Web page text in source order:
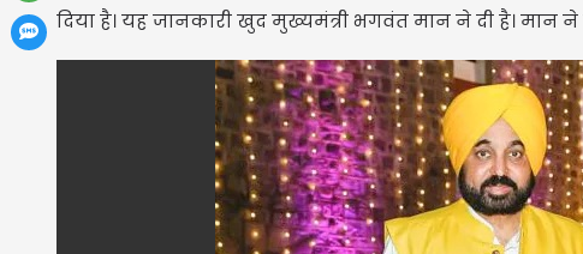
दिया है। यह जानकारी खुद मुख्यमंत्री भगवंत मान ने दी है। मान